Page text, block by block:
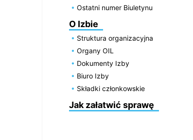
Ostatni numer Biuletynu
O Izbie
Struktura organizacyjna
Organy OIL
Dokumenty Izby
Biuro Izby
Składki członkowskie
Jak załatwić sprawę